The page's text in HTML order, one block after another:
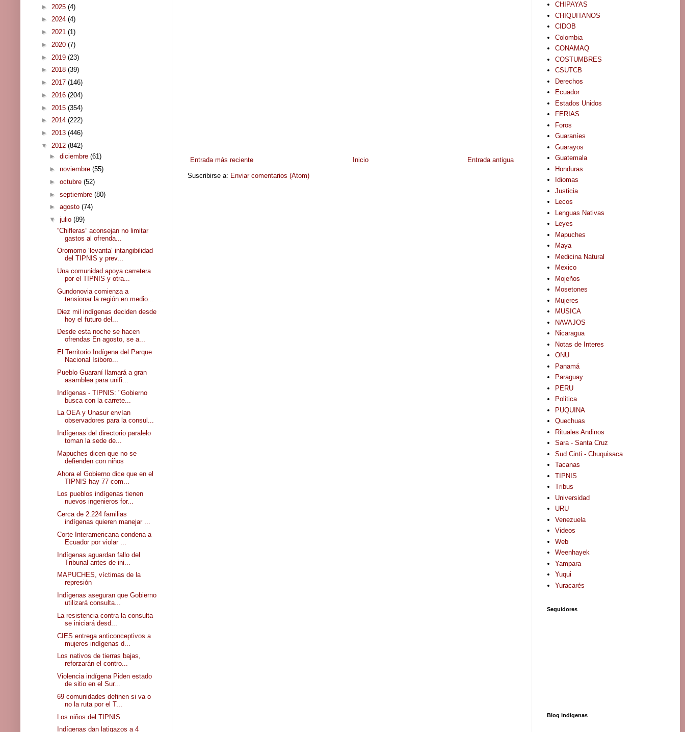
Entrada más reciente Entrada antigua
Inicio
Suscribirse a: Enviar comentarios (Atom)
► 2025 (4)
► 2024 (4)
► 2021 (1)
► 2020 (7)
► 2019 (23)
► 2018 (39)
► 2017 (146)
► 2016 (204)
► 2015 (354)
► 2014 (222)
► 2013 (446)
▼ 2012 (842)
► diciembre (61)
► noviembre (55)
► octubre (52)
► septiembre (80)
► agosto (74)
▼ julio (89)
“Chifleras” aconsejan no limitar
gastos al ofrenda...
Oromomo ‘levanta’ intangibilidad
del TIPNIS y prev...
Una comunidad apoya carretera
por el TIPNIS y otra...
Gundonovia comienza a
tensionar la región en medio...
Diez mil indígenas deciden desde
hoy el futuro del...
Desde esta noche se hacen
ofrendas En agosto, se a...
El Territorio Indígena del Parque
Nacional Isiboro...
Pueblo Guaraní llamará a gran
asamblea para unifi...
Indígenas - TIPNIS: "Gobierno
busca con la carrete...
La OEA y Unasur envían
observadores para la consul...
Indígenas del directorio paralelo
toman la sede de...
Mapuches dicen que no se
defienden con niños
Ahora el Gobierno dice que en el
TIPNIS hay 77 com...
Los pueblos indígenas tienen
nuevos ingenieros for...
Cerca de 2.224 familias
indígenas quieren manejar ...
Corte Interamericana condena a
Ecuador por violar ...
Indígenas aguardan fallo del
Tribunal antes de ini...
MAPUCHES, víctimas de la
represión
Indígenas aseguran que Gobierno
utilizará consulta...
La resistencia contra la consulta
se iniciará desd...
CIES entrega anticonceptivos a
mujeres indígenas d...
Los nativos de tierras bajas,
reforzarán el contro...
Violencia indígena Piden estado
de sitio en el Sur...
69 comunidades definen si va o
no la ruta por el T...
Los niños del TIPNIS
Indígenas dan latigazos a 4
CHIPAYAS
CHIQUITANOS
CIDOB
Colombia
CONAMAQ
COSTUMBRES
CSUTCB
Derechos
Ecuador
Estados Unidos
FERIAS
Foros
Guaraníes
Guarayos
Guatemala
Honduras
Idiomas
Justicia
Lecos
Lenguas Nativas
Leyes
Mapuches
Maya
Medicina Natural
Mexico
Mojeños
Mosetones
Mujeres
MUSICA
NAVAJOS
Nicaragua
Notas de Interes
ONU
Panamá
Paraguay
PERU
Politica
PUQUINA
Quechuas
Rituales Andinos
Sara - Santa Cruz
Sud Cinti - Chuquisaca
Tacanas
TIPNIS
Tribus
Universidad
URU
Venezuela
Videos
Web
Weenhayek
Yampara
Yuqui
Yuracarés
Seguidores
Blog indigenas